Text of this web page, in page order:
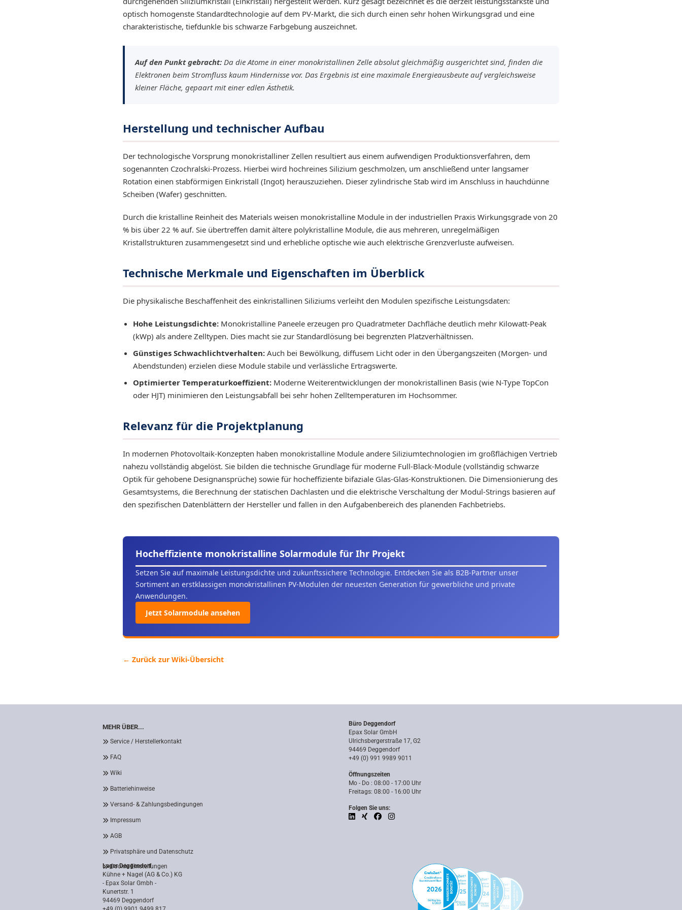
EQ3300
optisch homogenste Standardtechnologie auf dem PV-Markt, die sich durch einen sehr hohen Wirkungsgrad und eine
charakteristische, tiefdunkle bis schwarze Farbgebung auszeichnet.
Auf den Punkt gebracht: Da die Atome in einer monokristallinen Zelle absolut gleichmäßig ausgerichtet sind, finden die
Elektronen beim Stromfluss kaum Hindernisse vor. Das Ergebnis ist eine maximale Energieausbeute auf vergleichsweise
kleiner Fläche, gepaart mit einer edlen Ästhetik.
Herstellung und technischer Aufbau
Der technologische Vorsprung monokristalliner Zellen resultiert aus einem aufwendigen Produktionsverfahren, dem
sogenannten Czochralski-Prozess. Hierbei wird hochreines Silizium geschmolzen, um anschließend unter langsamer
Rotation einen stabförmigen Einkristall (Ingot) herauszuziehen. Dieser zylindrische Stab wird im Anschluss in hauchdünne
Scheiben (Wafer) geschnitten.
Durch die kristalline Reinheit des Materials weisen monokristalline Module in der industriellen Praxis Wirkungsgrade von 20
% bis über 22 % auf. Sie übertreffen damit ältere polykristalline Module, die aus mehreren, unregelmäßigen
Kristallstrukturen zusammengesetzt sind und erhebliche optische wie auch elektrische Grenzverluste aufweisen.
Technische Merkmale und Eigenschaften im Überblick
Die physikalische Beschaffenheit des einkristallinen Siliziums verleiht den Modulen spezifische Leistungsdaten:
Hohe Leistungsdichte: Monokristalline Paneele erzeugen pro Quadratmeter Dachfläche deutlich mehr Kilowatt-Peak
(kWp) als andere Zelltypen. Dies macht sie zur Standardlösung bei begrenzten Platzverhältnissen.
Günstiges Schwachlichtverhalten: Auch bei Bewölkung, diffusem Licht oder in den Übergangszeiten (Morgen- und
Abendstunden) erzielen diese Module stabile und verlässliche Ertragswerte.
Optimierter Temperaturkoeffizient: Moderne Weiterentwicklungen der monokristallinen Basis (wie N-Type TopCon
oder HJT) minimieren den Leistungsabfall bei sehr hohen Zelltemperaturen im Hochsommer.
Relevanz für die Projektplanung
In modernen Photovoltaik-Konzepten haben monokristalline Module andere Siliziumtechnologien im großflächigen Vertrieb
nahezu vollständig abgelöst. Sie bilden die technische Grundlage für moderne Full-Black-Module (vollständig schwarze
Optik für gehobene Designansprüche) sowie für hocheffiziente bifaziale Glas-Glas-Konstruktionen. Die Dimensionierung des
Gesamtsystems, die Berechnung der statischen Dachlasten und die elektrische Verschaltung der Modul-Strings basieren auf
den spezifischen Datenblättern der Hersteller und fallen in den Aufgabenbereich des planenden Fachbetriebs.
Hocheffiziente monokristalline Solarmodule für Ihr Projekt
Setzen Sie auf maximale Leistungsdichte und zukunftssichere Technologie. Entdecken Sie als B2B-Partner unser
Sortiment an erstklassigen monokristallinen PV-Modulen der neuesten Generation für gewerbliche und private
Anwendungen.
Jetzt Solarmodule ansehen
← Zurück zur Wiki-Übersicht
MEHR ÜBER...
Service / Herstellerkontakt
FAQ
Wiki
Batteriehinweise
Versand- & Zahlungsbedingungen
Impressum
AGB
Privatsphäre und Datenschutz
Cookie Einstellungen
Büro Deggendorf
Epax Solar GmbH
Ulrichsbergerstraße 17, G2
94469 Deggendorf
+49 (0) 991 9989 9011
Öffnungszeiten
Mo - Do : 08:00 - 17:00 Uhr
Freitags: 08:00 - 16:00 Uhr
Folgen Sie uns:
Lager Deggendorf
Kühne + Nagel (AG & Co.) KG
- Epax Solar Gmbh -
Kunertstr. 1
94469 Deggendorf